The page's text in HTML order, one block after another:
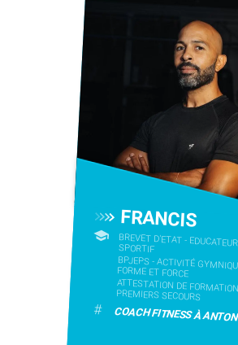
FRANCIS
BREVET D'ETAT - EDUCATEUR
SPORTIF
BPJEPS - ACTIVITÉ
FORME ET FORCE
ATTESTATION DE
PREMIERS SECOURS
# COACH FITNESS À